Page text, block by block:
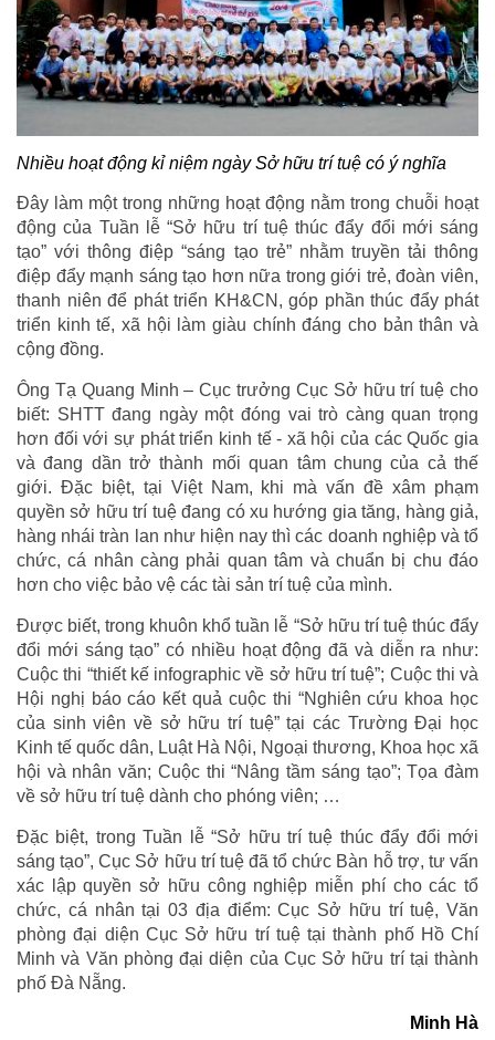
Nhiều hoạt động kỉ niệm ngày Sở hữu trí tuệ có ý nghĩa
Đây làm một trong những hoạt động nằm trong chuỗi hoạt
động của Tuần lễ “Sở hữu trí tuệ thúc đẩy đổi mới sáng
tạo” với thông điệp “sáng tạo trẻ” nhằm truyền tải thông
điệp đẩy mạnh sáng tạo hơn nữa trong giới trẻ, đoàn viên,
thanh niên để phát triển KH&CN, góp phần thúc đẩy phát
triển kinh tế, xã hội làm giàu chính đáng cho bản thân và
cộng đồng.
Ông Tạ Quang Minh – Cục trưởng Cục Sở hữu trí tuệ cho
biết: SHTT đang ngày một đóng vai trò càng quan trọng
hơn đối với sự phát triển kinh tế - xã hội của các Quốc gia
và đang dần trở thành mối quan tâm chung của cả thế
giới. Đặc biệt, tại Việt Nam, khi mà vấn đề xâm phạm
quyền sở hữu trí tuệ đang có xu hướng gia tăng, hàng giả,
hàng nhái tràn lan như hiện nay thì các doanh nghiệp và tổ
chức, cá nhân càng phải quan tâm và chuẩn bị chu đáo
hơn cho việc bảo vệ các tài sản trí tuệ của mình.
Được biết, trong khuôn khổ tuần lễ “Sở hữu trí tuệ thúc đẩy
đổi mới sáng tạo” có nhiều hoạt động đã và diễn ra như:
Cuộc thi “thiết kế infographic về sở hữu trí tuệ”; Cuộc thi và
Hội nghị báo cáo kết quả cuộc thi “Nghiên cứu khoa học
của sinh viên về sở hữu trí tuệ” tại các Trường Đại học
Kinh tế quốc dân, Luật Hà Nội, Ngoại thương, Khoa học xã
hội và nhân văn; Cuộc thi “Nâng tầm sáng tạo”; Tọa đàm
về sở hữu trí tuệ dành cho phóng viên; …
Đặc biệt, trong Tuần lễ “Sở hữu trí tuệ thúc đẩy đổi mới
sáng tạo”, Cục Sở hữu trí tuệ đã tổ chức Bàn hỗ trợ, tư vấn
xác lập quyền sở hữu công nghiệp miễn phí cho các tổ
chức, cá nhân tại 03 địa điểm: Cục Sở hữu trí tuệ, Văn
phòng đại diện Cục Sở hữu trí tuệ tại thành phố Hồ Chí
Minh và Văn phòng đại diện của Cục Sở hữu trí tại thành
phố Đà Nẵng.
Minh Hà